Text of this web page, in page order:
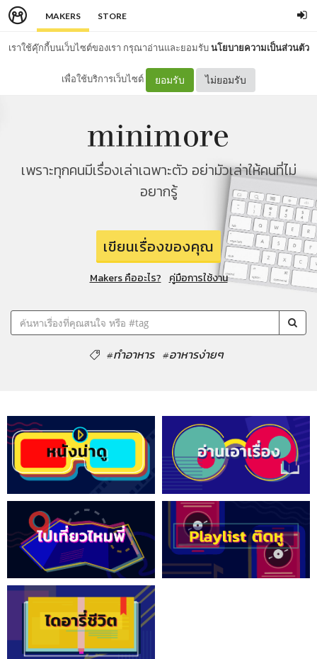
MAKERS STORE
เราใช้คุ๊กกี้บนเว็บไซต์ของเรา กรุณาอ่านและยอมรับนโยบายความเป็นส่วนตัว
เพื่อใช้บริการเว็บไซต์ ยอมรับ ไม่ยอมรับ
เพราะทุกคนมีเรื่องเล่าเฉพาะตัว อย่ามัวเล่าให้คนที่ไม่
อยากรู้
เขียนเรื่องของคุณ
Makers คืออะไร? คู่มือการใช้งาน
#ทำอาหาร #อาหารง่ายๆ